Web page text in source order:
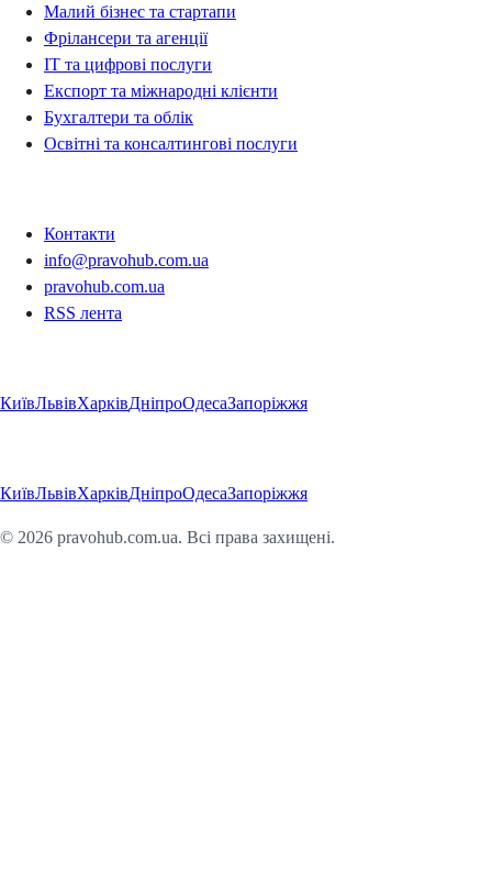
Малий бізнес та стартапи
Фрілансери та агенції
IT та цифрові послуги
Експорт та міжнародні клієнти
Бухгалтери та облік
Освітні та консалтингові послуги
Контакти
info@pravohub.com.ua
pravohub.com.ua
RSS лента
КиївЛьвівХарківДніпроОдесаЗапоріжжя
КиївЛьвівХарківДніпроОдесаЗапоріжжя
© 2026 pravohub.com.ua. Всі права захищені.